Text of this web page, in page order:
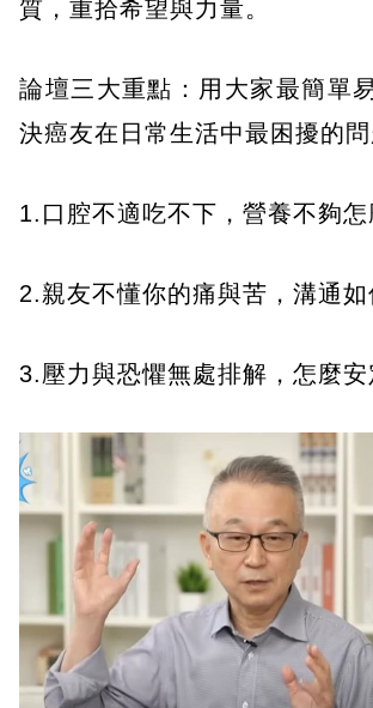
質，重拾希望與力量。
論壇三大重點：用大家最簡單
決癌友在日常生活中最困擾的問
1.口腔不適吃不下，營養不夠怎
2.親友不懂你的痛與苦，溝通如
3.壓力與恐懼無處排解，怎麼安